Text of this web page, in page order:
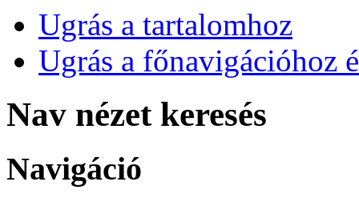
Ugrás a tartalomhoz
Ugrás a főnavigációhoz
Nav nézet keresés
Navigáció